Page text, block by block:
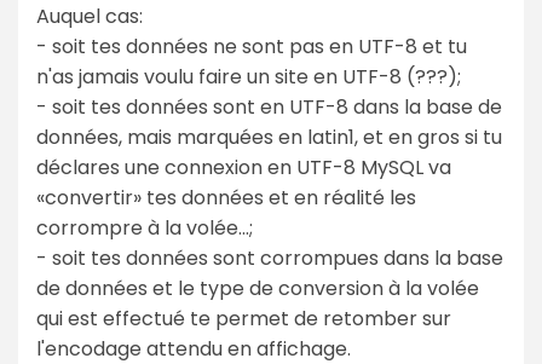
Auquel cas:
- soit tes données ne sont pas en UTF-8 et tu
n'as jamais voulu faire un site en UTF-8 (???);
- soit tes données sont en UTF-8 dans la base de
données, mais marquées en latin1, et en gros si tu
déclares une connexion en UTF-8 MySQL va
«convertir» tes données et en réalité les
corrompre à la volée...;
- soit tes données sont corrompues dans la base
de données et le type de conversion à la volée
qui est effectué te permet de retomber sur
l'encodage attendu en affichage.